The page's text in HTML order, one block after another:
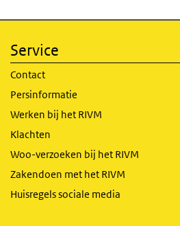
Service
Contact
Persinformatie
Werken bij het RIVM
Klachten
Woo-verzoeken bij het RIVM
Zakendoen met het RIVM
Huisregels sociale media